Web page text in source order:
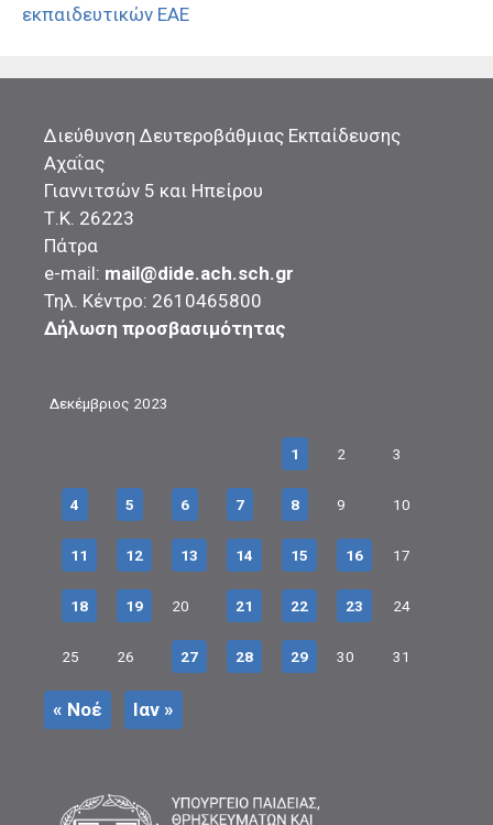
εκπαιδευτικών ΕΑΕ
Διεύθυνση Δευτεροβάθμιας Εκπαίδευσης
Αχαΐας
Γιαννιτσών 5 και Ηπείρου
Τ.Κ. 26223
Πάτρα
e-mail: mail@dide.ach.sch.gr
Τηλ. Κέντρο: 2610465800
Δήλωση προσβασιμότητας
Δεκέμβριος 2023
1 2 3
4 5 6 7 8 9 10
11 12 13 14 15 16 17
18 19 20 21 22 23 24
25 26 27 28 29 30 31
« Νοέ Ιαν »